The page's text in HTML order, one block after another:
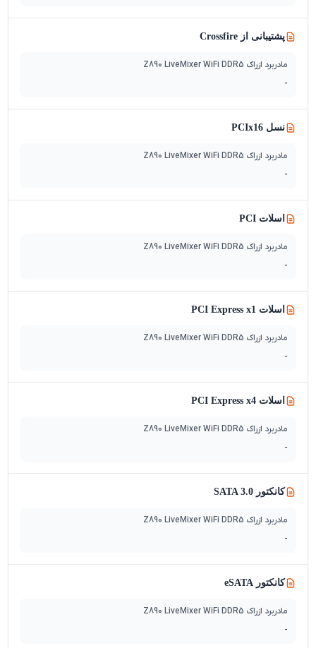
پشتیبانی از Crossfire
مادربرد ازراک Z890 LiveMixer WiFi DDR5
-
نسل PCIx16
مادربرد ازراک Z890 LiveMixer WiFi DDR5
-
اسلات PCI
مادربرد ازراک Z890 LiveMixer WiFi DDR5
-
اسلات PCI Express x1
مادربرد ازراک Z890 LiveMixer WiFi DDR5
-
اسلات PCI Express x4
مادربرد ازراک Z890 LiveMixer WiFi DDR5
-
کانکتور SATA 3.0
مادربرد ازراک Z890 LiveMixer WiFi DDR5
-
کانکتور eSATA
مادربرد ازراک Z890 LiveMixer WiFi DDR5
-